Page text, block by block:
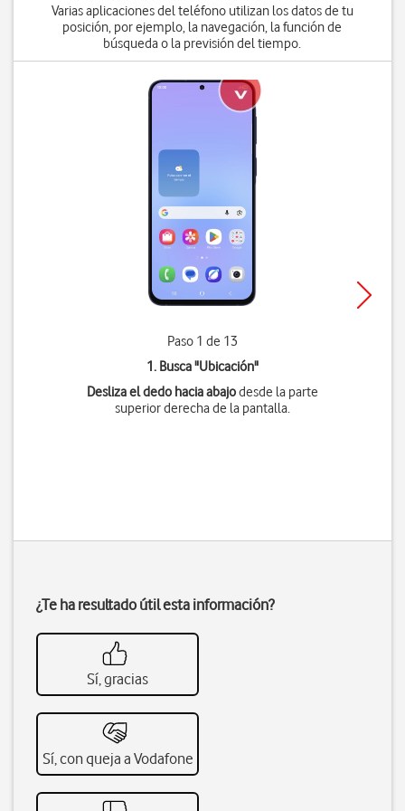
Varias aplicaciones del teléfono utilizan los datos de tu
posición, por ejemplo, la navegación, la función de
búsqueda o la previsión del tiempo.
Paso 1 de 13
1. Busca "Ubicación"
Desliza el dedo hacia abajodesde la parte
superior derecha de la pantalla.
¿Te ha resultado útil esta información?
Sí, gracias
Sí, con queja a Vodafone